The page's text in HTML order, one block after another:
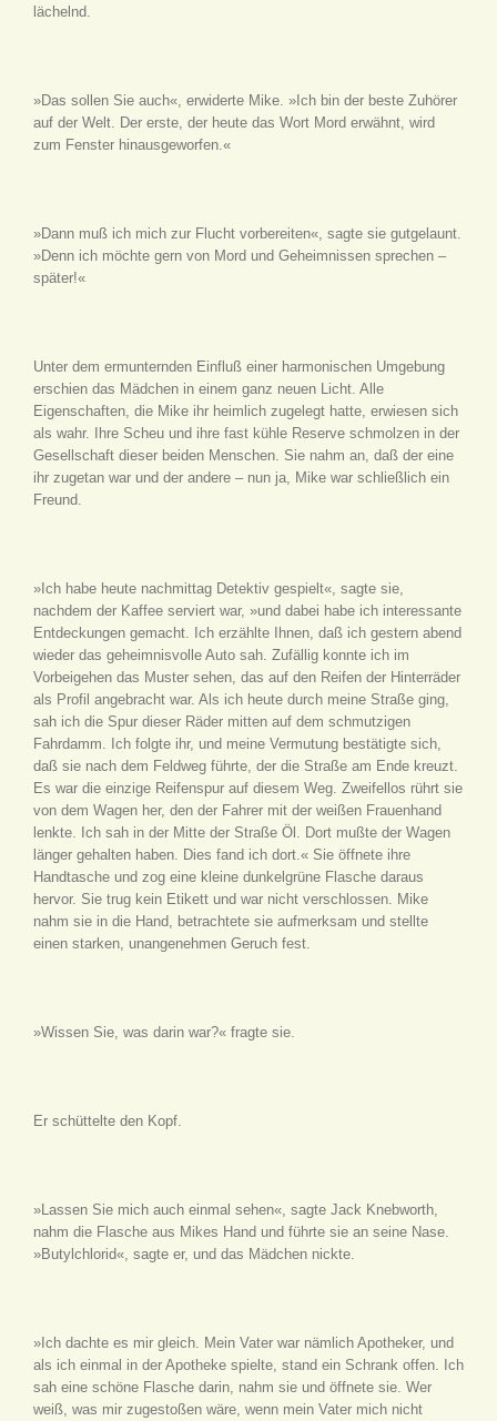
lächelnd.
»Das sollen Sie auch«, erwiderte Mike. »Ich bin der beste Zuhörer
auf der Welt. Der erste, der heute das Wort Mord erwähnt, wird
zum Fenster hinausgeworfen.«
»Dann muß ich mich zur Flucht vorbereiten«, sagte sie gutgelaunt.
»Denn ich möchte gern von Mord und Geheimnissen sprechen –
später!«
Unter dem ermunternden Einfluß einer harmonischen Umgebung
erschien das Mädchen in einem ganz neuen Licht. Alle
Eigenschaften, die Mike ihr heimlich zugelegt hatte, erwiesen sich
als wahr. Ihre Scheu und ihre fast kühle Reserve schmolzen in der
Gesellschaft dieser beiden Menschen. Sie nahm an, daß der eine
ihr zugetan war und der andere – nun ja, Mike war schließlich ein
Freund.
»Ich habe heute nachmittag Detektiv gespielt«, sagte sie,
nachdem der Kaffee serviert war, »und dabei habe ich interessante
Entdeckungen gemacht. Ich erzählte Ihnen, daß ich gestern abend
wieder das geheimnisvolle Auto sah. Zufällig konnte ich im
Vorbeigehen das Muster sehen, das auf den Reifen der Hinterräder
als Profil angebracht war. Als ich heute durch meine Straße ging,
sah ich die Spur dieser Räder mitten auf dem schmutzigen
Fahrdamm. Ich folgte ihr, und meine Vermutung bestätigte sich,
daß sie nach dem Feldweg führte, der die Straße am Ende kreuzt.
Es war die einzige Reifenspur auf diesem Weg. Zweifellos rührt sie
von dem Wagen her, den der Fahrer mit der weißen Frauenhand
lenkte. Ich sah in der Mitte der Straße Öl. Dort mußte der Wagen
länger gehalten haben. Dies fand ich dort.« Sie öffnete ihre
Handtasche und zog eine kleine dunkelgrüne Flasche daraus
hervor. Sie trug kein Etikett und war nicht verschlossen. Mike
nahm sie in die Hand, betrachtete sie aufmerksam und stellte
einen starken, unangenehmen Geruch fest.
»Wissen Sie, was darin war?« fragte sie.
Er schüttelte den Kopf.
»Lassen Sie mich auch einmal sehen«, sagte Jack Knebworth,
nahm die Flasche aus Mikes Hand und führte sie an seine Nase.
»Butylchlorid«, sagte er, und das Mädchen nickte.
»Ich dachte es mir gleich. Mein Vater war nämlich Apotheker, und
als ich einmal in der Apotheke spielte, stand ein Schrank offen. Ich
sah eine schöne Flasche darin, nahm sie und öffnete sie. Wer
weiß, was mir zugestoßen wäre, wenn mein Vater mich nicht